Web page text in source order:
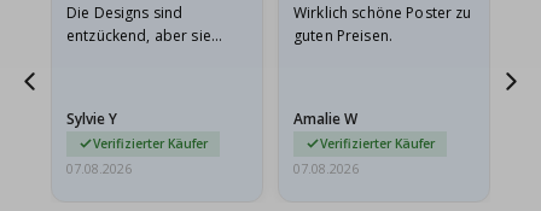
Die Designs sind
entzückend, aber sie
sie…
Sylvie Y
Verifizierter Käufer
07.08.2026
Wirklich schöne Poster zu
guten Preisen.
Amalie W
Verifizierter Käufer
07.08.2026